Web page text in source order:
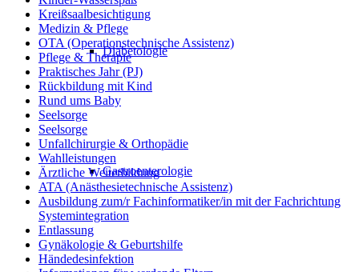
Diabetologie
Gastroenterologie
Kreißsaalbesichtigung
Medizin & Pflege
OTA (Operationstechnische Assistenz)
Pflege & Therapie
Praktisches Jahr (PJ)
Rückbildung mit Kind
Rund ums Baby
Seelsorge
Seelsorge
Unfallchirurgie & Orthopädie
Wahlleistungen
Ärztliche Weiterbildung
ATA (Anästhesietechnische Assistenz)
Ausbildung zum/r Fachinformatiker/in mit der Fachrichtung
Systemintegration
Entlassung
Gynäkologie & Geburtshilfe
Händedesinfektion